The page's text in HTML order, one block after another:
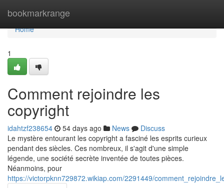
bookmarkrange
Home
Home
1
Comment rejoindre les
copyright
idahtzf238654 54 days ago News
Discuss
Le mystère entourant les copyright a fasciné les esprits curieux
pendant des siècles. Ces nombreux, il s'agit d'une simple
légende, une société secrète inventée de toutes pièces.
Néanmoins, pour
https://victorpknn729872.wikiap.com/2291449/